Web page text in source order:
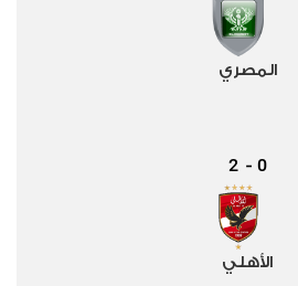
المصري
0
-
2
الأهلي